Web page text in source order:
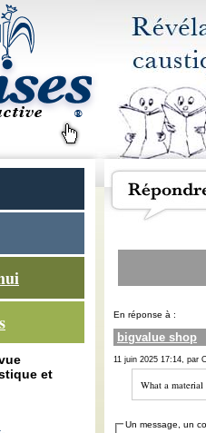
et
En réponse à :
bigvalue shop
11 juin 2025 17:14, par
What a material
Un message, un